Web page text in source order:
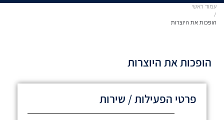
עמוד ראשי
/
הופכות את היוצרות
הופכות את היוצרות
פרטי הפעילות / שירות